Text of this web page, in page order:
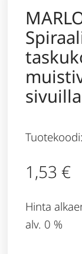
sivuilla
1,53 €
Hinta
alv. 0 %